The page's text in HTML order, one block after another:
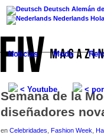
Deutsch Alemán de
Nederlands
Noticias Moda
< Youtube <
Semana de la
diseñadores
en Celebridades Fashion Week